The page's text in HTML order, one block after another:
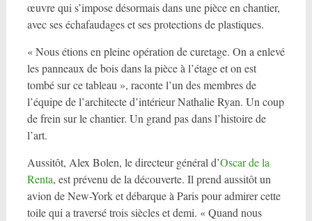
œuvre qui s’impose désormais dans une pièce en chantier,
avec ses échafaudages et ses protections de plastiques.
« Nous étions en pleine opération de curetage. On a enlevé
les panneaux de bois dans la pièce à l’étage et on est
tombé sur ce tableau », raconte l’un des membres de
l’équipe de l’architecte d’intérieur Nathalie Ryan. Un coup
de frein sur le chantier. Un grand pas dans l’histoire de
l’art.
Aussitôt, Alex Bolen, le directeur général d’Oscar de la
Renta, est prévenu de la découverte. Il prend aussitôt un
avion de New-York et débarque à Paris pour admirer cette
toile qui a traversé trois siècles et demi. « Quand nous